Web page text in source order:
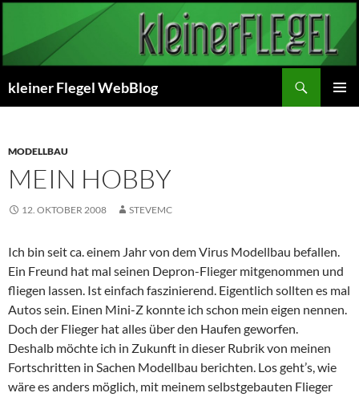
Zum
springen
kleiner Flegel WebBlog
MODELLBAU
MEIN HOBBY
12. OKTOBER 2008 STEVEMC
Ich bin seit ca. einem Jahr von dem Virus Modellbau befallen.
Ein Freund hat mal seinen Depron-Flieger mitgenommen und
fliegen lassen. Ist einfach faszinierend. Eigentlich sollten es mal
Autos sein. Einen Mini-Z konnte ich schon mein eigen nennen.
Doch der Flieger hat alles über den Haufen geworfen.
Deshalb möchte ich in Zukunft in dieser Rubrik von meinen
Fortschritten in Sachen Modellbau berichten. Los geht’s, wie
wäre es anders möglich, mit meinem selbstgebauten Flieger